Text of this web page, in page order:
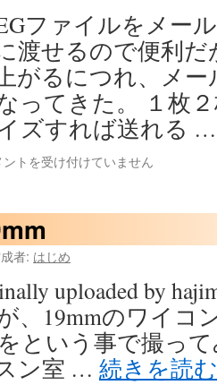
ファイルをメー
渡せるので便利
がるにつれ、メ
ってきた。 １枚
ズすれば送れる
ントを受け付けていません
者: はじめ
uploaded by
、19mmのワイコ
という事で撮っ
ン室 … 続きを読